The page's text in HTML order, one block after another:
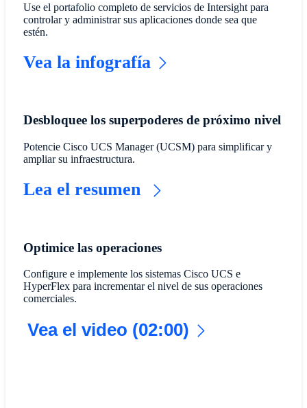
Use el portafolio completo de servicios de Intersight para
controlar y administrar sus aplicaciones donde sea que
estén.
Vea la infografía
Desbloquee los superpoderes de próximo nivel
​Potencie Cisco UCS Manager (UCSM) para simplificar y
ampliar su infraestructura.
Lea el resumen
Optimice las operaciones
​Configure e implemente los sistemas Cisco UCS e
HyperFlex para incrementar el nivel de sus operaciones
comerciales.​
Vea el video (02:00)